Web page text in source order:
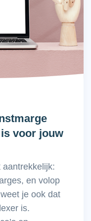
voor jouw
aantrekkelijk:
en volop
je ook dat
is.